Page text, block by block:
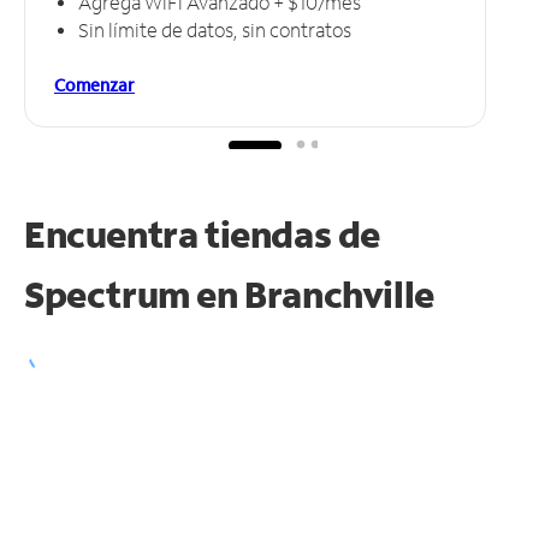
Sin límite de datos, sin contratos
Comenzar
Encuentra tiendas de
Spectrum en Branchville